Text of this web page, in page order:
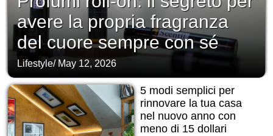
avere la propria fragranza
del cuore sempre con sé
Lifestyle/ May 12, 2026
5 modi semplici per
rinnovare la tua casa
nel nuovo anno con
meno di 15 dollari